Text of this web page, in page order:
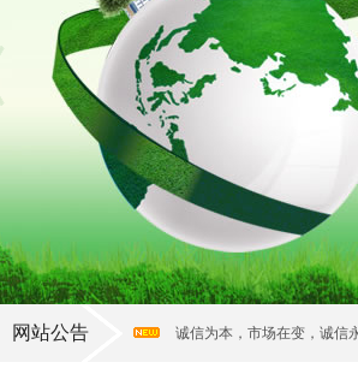
网站公告 诚信为本，市场在变，诚信